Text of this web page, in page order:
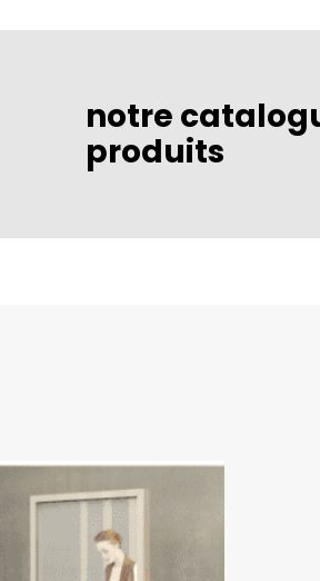
notre
produits